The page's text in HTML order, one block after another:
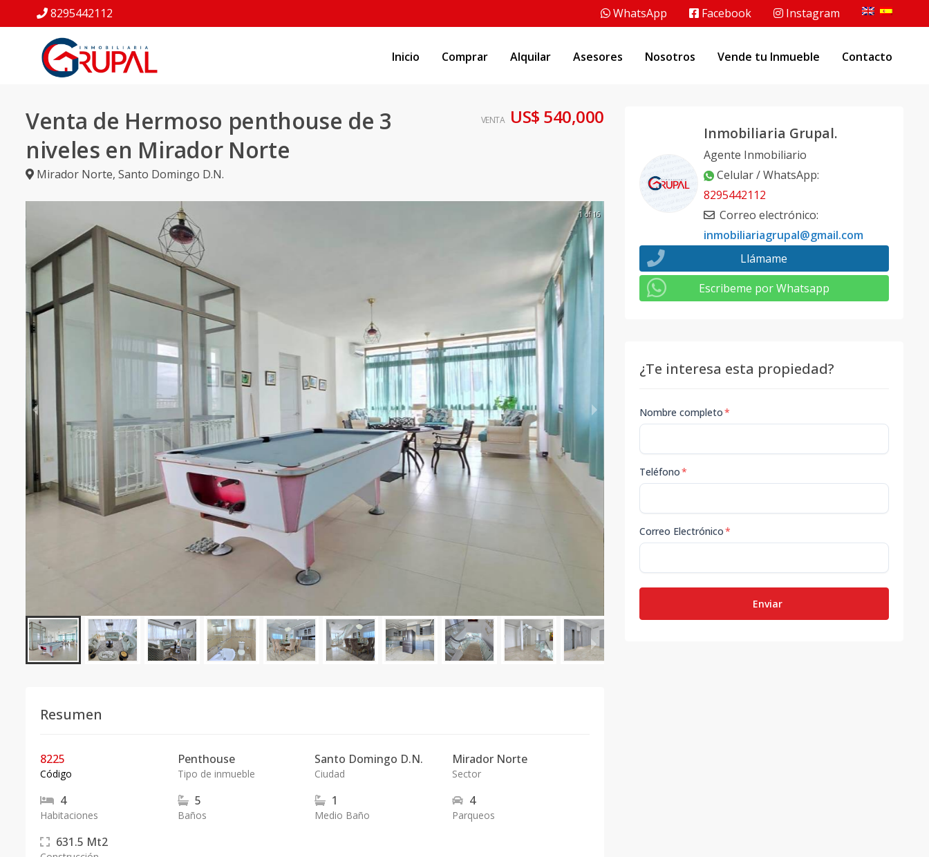
8295442112 WhatsApp Facebook Instagram
Inicio Comprar Alquilar Asesores Nosotros Vende tu Inmueble Contacto
Venta de Hermoso penthouse de 3
niveles en Mirador Norte
Mirador Norte, Santo Domingo D.N.
VENTA US$ 540,000
1 of 16
Resumen
8225
Código
Penthouse
Tipo de inmueble
Santo Domingo D.N.
Ciudad
Mirador Norte
Sector
4
Habitaciones
5
Baños
1
Medio Baño
4
Parqueos
631.5 Mt2
Inmobiliaria Grupal.
Agente Inmobiliario
Celular / WhatsApp:
8295442112
Correo electrónico:
inmobiliariagrupal@gmail.com
Llámame
Escribeme por Whatsapp
¿Te interesa esta propiedad?
Nombre completo*
Teléfono*
Correo Electrónico*
Enviar